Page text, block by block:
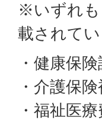
※いずれも
載されてい
・健康保
・介護保
・福祉医